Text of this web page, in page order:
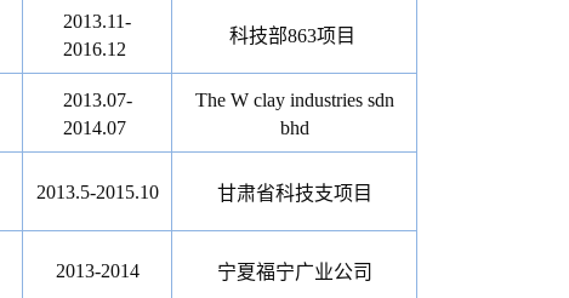
2013.11-
2016.12
科技部863项目
2013.07-
2014.07
The W clay industries sdn
bhd
2013.5-2015.10 甘肃省科技支项目
2013-2014 宁夏福宁广业公司